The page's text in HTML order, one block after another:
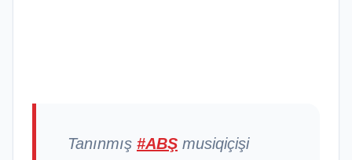
Tanınmış #ABŞ musiqiçişi